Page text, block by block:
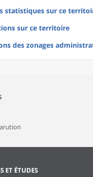
statistiques sur ce
sur ce territoire
des zonages
ET ÉTUDES